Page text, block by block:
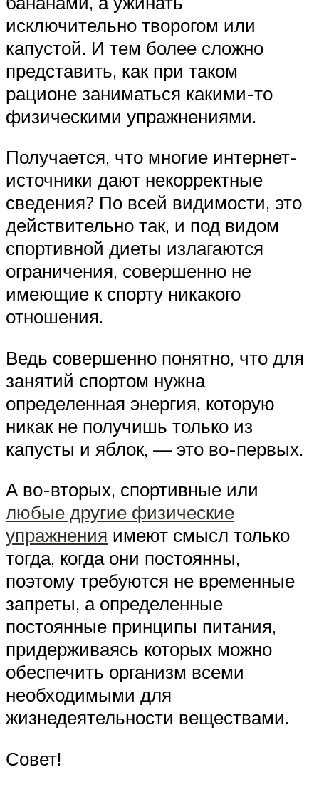
исключительно творогом или
капустой. И тем более сложно
представить, как при таком
рационе заниматься какими-то
физическими упражнениями.
Получается, что многие интернет-
источники дают некорректные
сведения? По всей видимости, это
действительно так, и под видом
спортивной диеты излагаются
ограничения, совершенно не
имеющие к спорту никакого
отношения.
Ведь совершенно понятно, что для
занятий спортом нужна
определенная энергия, которую
никак не получишь только из
капусты и яблок, — это во-первых.
А во-вторых, спортивные или
любые другие физические
упражнения имеют смысл только
тогда, когда они постоянны,
поэтому требуются не временные
запреты, а определенные
постоянные принципы питания,
придерживаясь которых можно
обеспечить организм всеми
необходимыми для
жизнедеятельности веществами.
Совет!